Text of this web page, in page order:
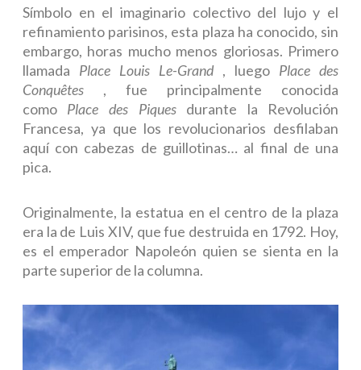
Símbolo en el imaginario colectivo del lujo y el
refinamiento parisinos, esta plaza ha conocido, sin
embargo, horas mucho menos gloriosas. Primero
llamada Place Louis Le-Grand, luego Place des
Conquêtes, fue principalmente conocida
como Place des Piquesdurante la Revolución
Francesa, ya que los revolucionarios desfilaban
aquí con cabezas de guillotinas… al final de una
pica.
Originalmente, la estatua en el centro de la plaza
era la de Luis XIV, que fue destruida en 1792. Hoy,
es el emperador Napoleón quien se sienta en la
parte superior de la columna.